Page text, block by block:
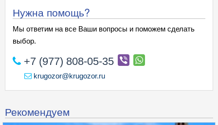
Нужна помощь?
Мы ответим на все Ваши вопросы и поможем сделать
выбор.
+7 (977) 808-05-35
krugozor@krugozor.ru
Рекомендуем